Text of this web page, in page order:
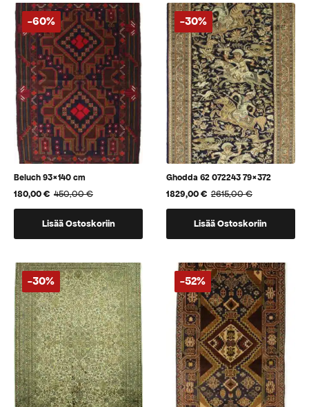
-60%
Beluch 93×140 cm
450,00€
Alkuperäinen
hinta
180,00€
Nykyinen
hinta
Lisää Ostoskoriin
-30%
Ghodda 62 072243 79×372
2615,00€
Alkuperäinen
hinta
1829,00€
Nykyinen
hinta
Lisää Ostoskoriin
-30% -52%